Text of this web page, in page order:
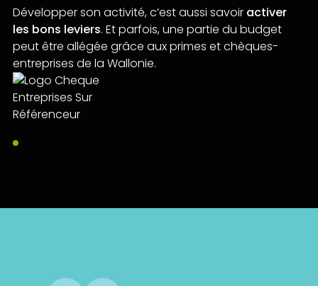
Développer son activité, c’est aussi savoir activer
les bons leviers. Et parfois, une partie du budget
peut être allégée grâce aux primes et chèques-
entreprises de la Wallonie.